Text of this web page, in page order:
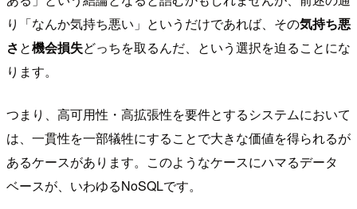
り「なんか気持ち悪い」というだけであれば、その気持ち悪
さと機会損失どっちを取るんだ、という選択を迫ることにな
ります。
つまり、高可用性・高拡張性を要件とするシステムにおいて
は、一貫性を一部犠牲にすることで大きな価値を得られるが
あるケースがあります。このようなケースにハマるデータ
ベースが、いわゆるNoSQLです。